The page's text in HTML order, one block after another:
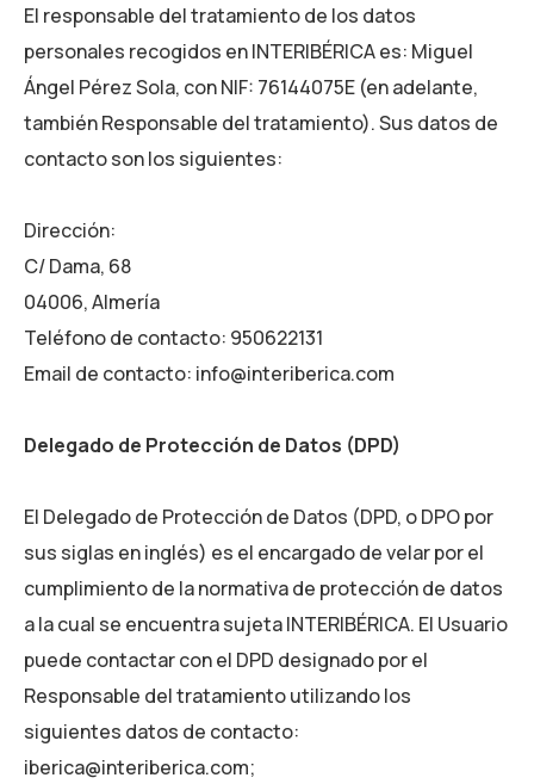
El responsable del tratamiento de los datos
personales recogidos enINTERIBÉRICAes: Miguel
Ángel Pérez Sola, con NIF: 76144075E (en adelante,
también Responsable del tratamiento). Sus datos de
contacto son los siguientes:
Dirección:
C/ Dama, 68
04006, Almería
Teléfono de contacto: 950622131
Email de contacto: info@interiberica.com
Delegado de Protección de Datos (DPD)
El Delegado de Protección de Datos (DPD, o DPO por
sus siglas en inglés) es el encargado de velar por el
cumplimiento de la normativa de protección de datos
a la cual se encuentra sujetaINTERIBÉRICA. El Usuario
puede contactar con el DPD designado por el
Responsable del tratamiento utilizando los
siguientes datos de contacto:
iberica@interiberica.com;